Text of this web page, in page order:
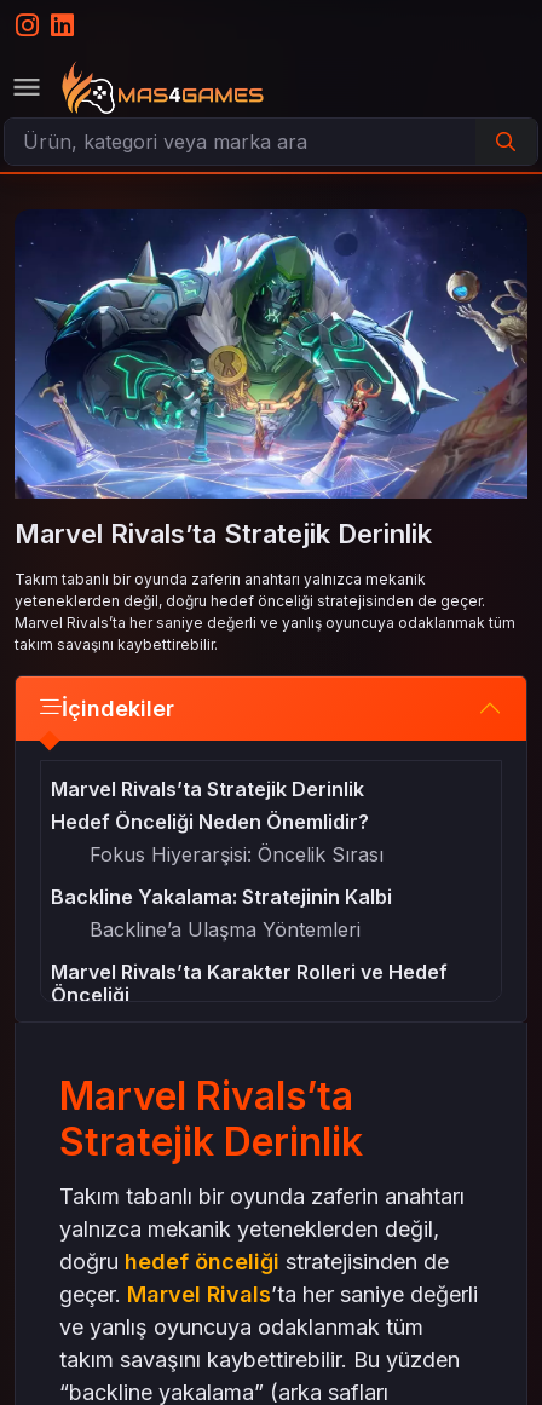
Marvel Rivals’ta Stratejik Derinlik
Takım tabanlı bir oyunda zaferin anahtarı yalnızca mekanik
yeteneklerden değil, doğru hedef önceliği stratejisinden de geçer.
Marvel Rivals’ta her saniye değerli ve yanlış oyuncuya odaklanmak tüm
takım savaşını kaybettirebilir.
İçindekiler
Marvel Rivals’ta Stratejik Derinlik
Hedef Önceliği Neden Önemlidir?
Fokus Hiyerarşisi: Öncelik Sırası
Backline Yakalama: Stratejinin Kalbi
Backline’a Ulaşma Yöntemleri
Marvel Rivals’ta Karakter Rolleri ve Hedef
Önceliği
Tanklar: En Son Odak Noktası
İletişim ve Shotcall Önemi
Harita Bilgisi ve Pozisyonlama
lattice satın al ile Güçlü Strateji Desteği
Profesyonel Oyunculardan İpuçları
Sonuç: Zaferin Anahtarı Doğru Fokus
mas4games ile Kazanmanın Yolu
Marvel Rivals’ta
Stratejik Derinlik
Takım tabanlı bir oyunda zaferin anahtarı
yalnızca mekanik yeteneklerden değil,
doğru hedef önceliği stratejisinden de
geçer. Marvel Rivals’ta her saniye değerli
ve yanlış oyuncuya odaklanmak tüm
takım savaşını kaybettirebilir. Bu yüzden
“backline yakalama” (arka safları